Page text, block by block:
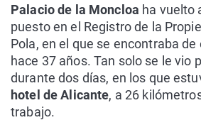
Palacio de la Moncloa ha vuelto
puesto en el Registro de la
Pola, en el que se encontraba
hace 37 años. Tan solo se le vio
durante dos días, en los que
hotel de Alicante, a 26
trabajo.